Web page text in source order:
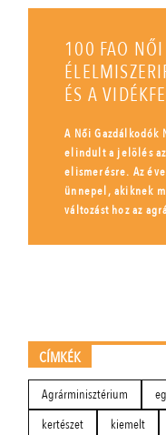
100 FAO NŐI
ÉS A
A Női Gazdálkodók
elindult a jelölés az
elismerésre. Az
ünnepel, akiknek
változást hoz az
CÍMKÉK
Agrárminisztérium
kertészet
kiemelt